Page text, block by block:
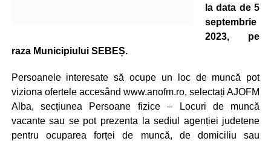
la data de 5
septembrie
2023, pe
raza Municipiului SEBEȘ.
Persoanele interesate să ocupe un loc de muncă pot
viziona ofertele accesând www.anofm.ro, selectați AJOFM
Alba, secțiunea Persoane fizice – Locuri de muncă
vacante sau se pot prezenta la sediul agenției judetene
pentru ocuparea forței de muncă, de domiciliu sau